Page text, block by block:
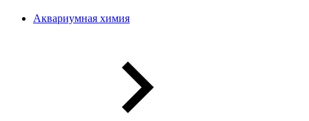
Аквариумная химия